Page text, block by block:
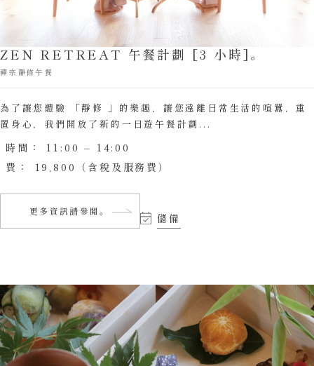
ZEN RETREAT 午餐計劃 [3 小時]。
禪宗靜修午餐
為了讓您體驗 「靜修 」的樂趣，讓您遠離日常生活的喧囂，重
置身心，我們開放了新的一日遊午餐計劃...
時間：
11:00 – 14:00
費：
19,800（含稅及服務費）
更多資訊請參閱。
儲備